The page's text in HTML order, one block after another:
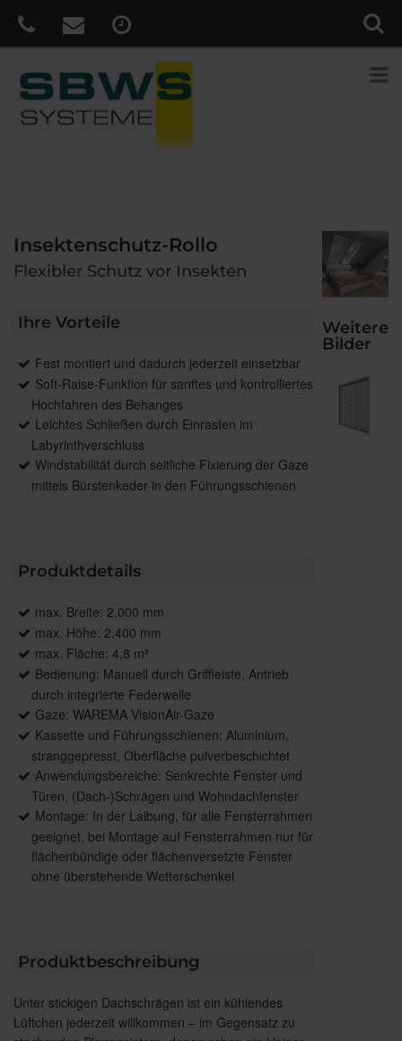
Insektenschutz-Rollo
Flexibler Schutz vor Insekten
Ihre Vorteile
Fest montiert und dadurch jederzeit einsetzbar
Soft-Raise-Funktion für sanftes und kontrolliertes
Hochfahren des Behanges
Leichtes Schließen durch Einrasten im
Labyrinthverschluss
Windstabilität durch seitliche Fixierung der Gaze
mittels Bürstenkeder in den Führungsschienen
Produktdetails
max. Breite: 2.000 mm
max. Höhe: 2.400 mm
max. Fläche: 4,8 m²
Bedienung: Manuell durch Griffleiste, Antrieb
durch integrierte Federwelle
Gaze: WAREMA VisionAir-Gaze
Kassette und Führungsschienen: Aluminium,
stranggepresst, Oberfläche pulverbeschichtet
Anwendungsbereiche: Senkrechte Fenster und
Türen, (Dach-)Schrägen und Wohndachfenster
Montage: In der Laibung, für alle Fensterrahmen
geeignet, bei Montage auf Fensterrahmen nur für
flächenbündige oder flächenversetzte Fenster
ohne überstehende Wetterschenkel
Produktbeschreibung
Unter stickigen Dachschrägen ist ein kühlendes
Lüftchen jederzeit willkommen – im Gegensatz zu
Weitere
Bilder